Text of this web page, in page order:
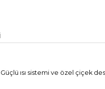
ısı sistemi ve özel çiçek